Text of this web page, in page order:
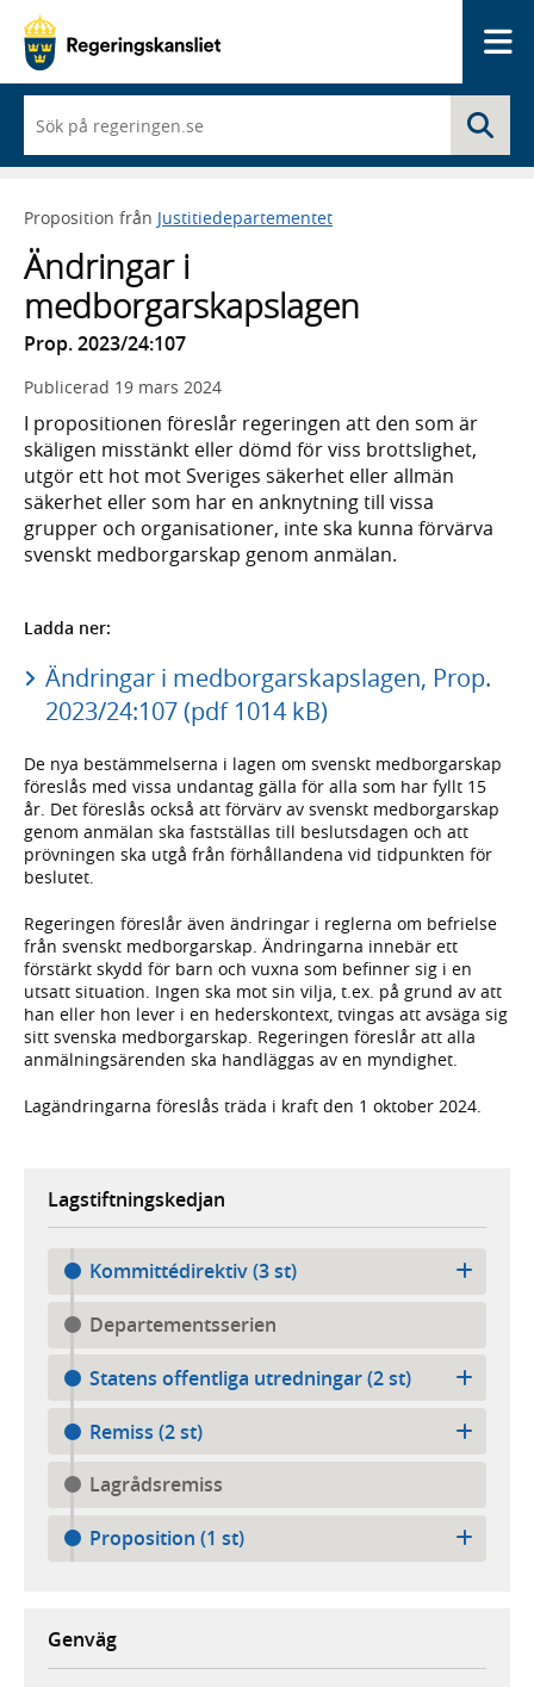
du
börjar
skriva
framträder
en
lista
med
sökförslag
Proposition från Justitiedepartementet
Ändringar i
medborgarskapslagen
Prop. 2023/24:107
Publicerad 19 mars 2024
I propositionen föreslår regeringen att den som är
skäligen misstänkt eller dömd för viss brottslighet,
utgör ett hot mot Sveriges säkerhet eller allmän
säkerhet eller som har en anknytning till vissa
grupper och organisationer, inte ska kunna förvärva
svenskt medborgarskap genom anmälan.
Ladda ner:
Ändringar i medborgarskapslagen, Prop.
2023/24:107 (pdf 1014 kB)
De nya bestämmelserna i lagen om svenskt medborgarskap
föreslås med vissa undantag gälla för alla som har fyllt 15
år. Det föreslås också att förvärv av svenskt medborgarskap
genom anmälan ska fastställas till beslutsdagen och att
prövningen ska utgå från förhållandena vid tidpunkten för
beslutet.
Regeringen föreslår även ändringar i reglerna om befrielse
från svenskt medborgarskap. Ändringarna innebär ett
förstärkt skydd för barn och vuxna som befinner sig i en
utsatt situation. Ingen ska mot sin vilja, t.ex. på grund av att
han eller hon lever i en hederskontext, tvingas att avsäga sig
sitt svenska medborgarskap. Regeringen föreslår att alla
anmälningsärenden ska handläggas av en myndighet.
Lagändringarna föreslås träda i kraft den 1 oktober 2024.
Lagstiftningskedjan
Kommittédirektiv (3 st)
Departementsserien
Statens offentliga utredningar (2 st)
Remiss (2 st)
Lagrådsremiss
Proposition (1 st)
Genväg